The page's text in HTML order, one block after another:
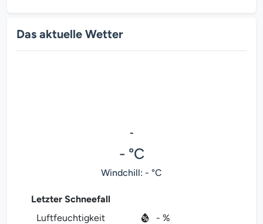
Das aktuelle Wetter
-
- °C
Windchill: - °C
Letzter Schneefall
Luftfeuchtigkeit
- %